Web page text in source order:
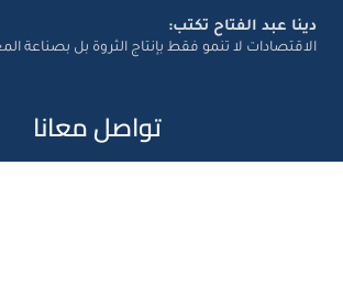
دينا عبد الفتاح تكتب:
الاقتصادات لا تنمو فقط بإنتاج الثروة بل بصناعة
تواصل معانا